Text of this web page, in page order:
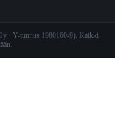
· Y-tunnus 1980160-9). Kaikki